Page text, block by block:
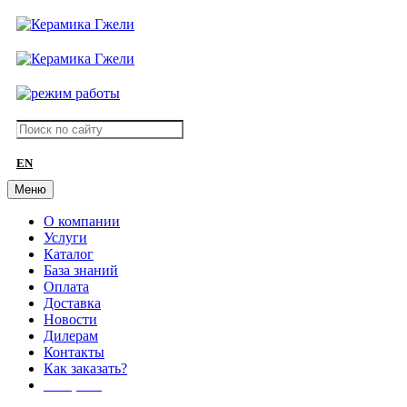
EN
Меню
О компании
Услуги
Каталог
База знаний
Оплата
Доставка
Новости
Дилерам
Контакты
Как заказать?